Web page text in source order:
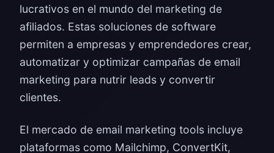
lucrativos en el mundo del marketing de
afiliados. Estas soluciones de software
permiten a empresas y emprendedores crear,
automatizar y optimizar campañas de email
marketing para nutrir leads y convertir
clientes.
El mercado de email marketing tools incluye
plataformas como Mailchimp, ConvertKit,